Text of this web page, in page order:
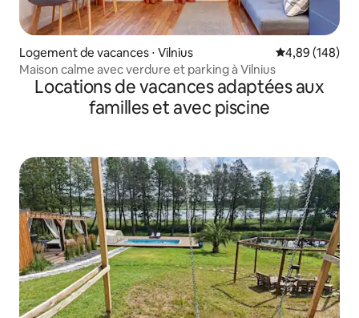
Logement de vacances ⋅ Vilnius Évaluation
4,89 (148)
Maison calme avec verdure et parking à Vilnius
Locations de vacances adaptées aux
familles et avec piscine